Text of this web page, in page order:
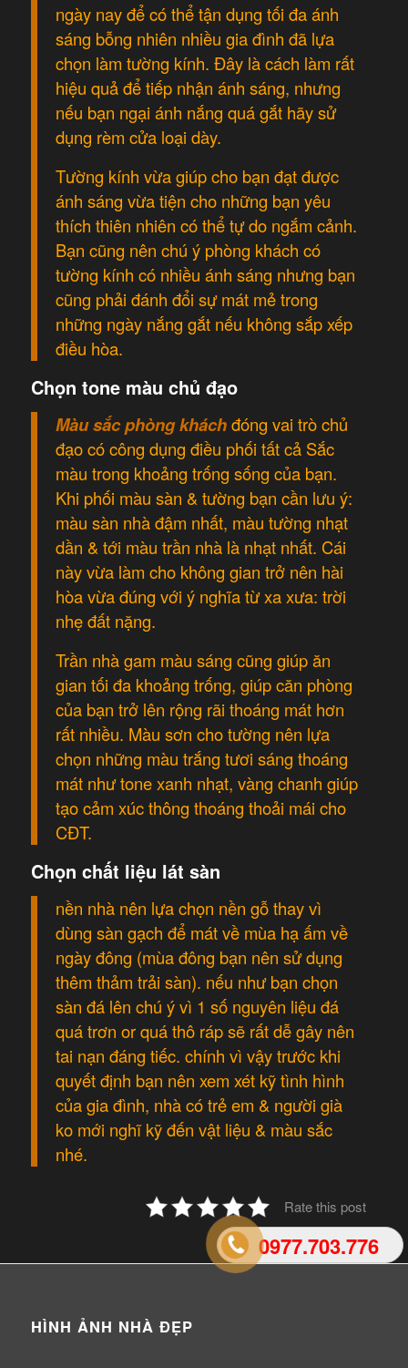
0977.703.776
ngày nay để có thể tận dụng tối đa ánh
sáng bỗng nhiên nhiều gia đình đã lựa
chọn làm tường kính. Đây là cách làm rất
hiệu quả để tiếp nhận ánh sáng, nhưng
nếu bạn ngại ánh nắng quá gắt hãy sử
dụng rèm cửa loại dày.
Tường kính vừa giúp cho bạn đạt được
ánh sáng vừa tiện cho những bạn yêu
thích thiên nhiên có thể tự do ngắm cảnh.
Bạn cũng nên chú ý phòng khách có
tường kính có nhiều ánh sáng nhưng bạn
cũng phải đánh đổi sự mát mẻ trong
những ngày nắng gắt nếu không sắp xếp
điều hòa.
Chọn tone màu chủ đạo
Màu sắc phòng kháchđóng vai trò chủ
đạo có công dụng điều phối tất cả Sắc
màu trong khoảng trống sống của bạn.
Khi phối màu sàn & tường bạn cần lưu ý:
màu sàn nhà đậm nhất, màu tường nhạt
dần & tới màu trần nhà là nhạt nhất. Cái
này vừa làm cho không gian trở nên hài
hòa vừa đúng với ý nghĩa từ xa xưa: trời
nhẹ đất nặng.
Trần nhà gam màu sáng cũng giúp ăn
gian tối đa khoảng trống, giúp căn phòng
của bạn trở lên rộng rãi thoáng mát hơn
rất nhiều. Màu sơn cho tường nên lựa
chọn những màu trắng tươi sáng thoáng
mát như tone xanh nhạt, vàng chanh giúp
tạo cảm xúc thông thoáng thoải mái cho
CĐT.
Chọn chất liệu lát sàn
nền nhà nên lựa chọn nền gỗ thay vì
dùng sàn gạch để mát về mùa hạ ấm về
ngày đông (mùa đông bạn nên sử dụng
thêm thảm trải sàn). nếu như bạn chọn
sàn đá lên chú ý vì 1 số nguyên liệu đá
quá trơn or quá thô ráp sẽ rất dễ gây nên
tai nạn đáng tiếc. chính vì vậy trước khi
quyết định bạn nên xem xét kỹ tình hình
của gia đình, nhà có trẻ em & người già
ko mới nghĩ kỹ đến vật liệu & màu sắc
nhé.
Rate this post
HÌNH ẢNH NHÀ ĐẸP